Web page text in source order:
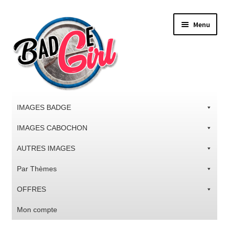
la
navigation
contenu
Menu
IMAGES BADGE
IMAGES CABOCHON
AUTRES IMAGES
Par Thèmes
OFFRES
Mon compte